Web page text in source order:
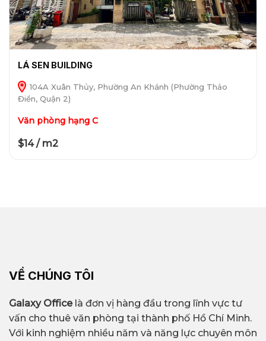
LÁ SEN BUILDING
104A Xuân Thủy, Phường An Khánh (Phường Thảo
Điền, Quận 2)
Văn phòng hạng C
$14 / m2
VỀ CHÚNG TÔI
Galaxy Officelà đơn vị hàng đầu trong lĩnh vực tư
vấn cho thuê văn phòng tại thành phố Hồ Chí Minh.
Với kinh nghiệm nhiều năm và năng lực chuyên môn